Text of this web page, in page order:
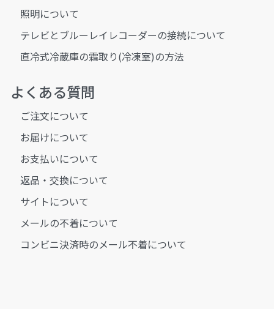
照明について
テレビとブルーレイレコーダーの接続について
直冷式冷蔵庫の霜取り(冷凍室)の方法
よくある質問
ご注文について
お届けについて
お支払いについて
返品・交換について
サイトについて
メールの不着について
コンビニ決済時のメール不着について